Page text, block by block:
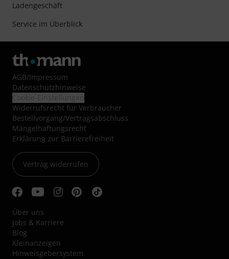
Ladengeschäft
Service im Überblick
AGB/Impressum
Datenschutzhinweise
Widerrufsrecht für Verbraucher
Bestellvorgang/Vertragsabschluss
Mängelhaftungsrecht
Erklärung zur Barrierefreiheit
Vertrag widerrufen
Über uns
Jobs & Karriere
Blog
Kleinanzeigen
Hinweisgebersystem